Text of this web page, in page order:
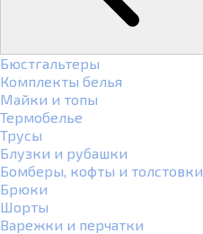
Бюстгальтеры
Комплекты белья
Майки и топы
Термобелье
Трусы
Блузки и рубашки
Бомберы, кофты и толстовки
Брюки
Шорты
Варежки и перчатки